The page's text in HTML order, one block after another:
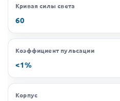
Кривая силы света
60
Коэффициент пульсации
<1%
Корпус